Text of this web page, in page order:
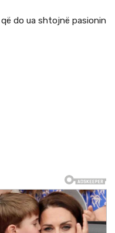
do ua shtojnë pasionin